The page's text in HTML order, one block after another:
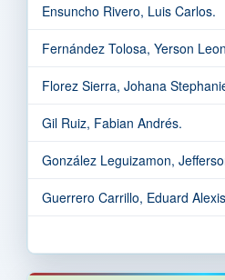
Ensuncho Rivero, Luis Carlos.
Fernández Tolosa, Yerson
Florez Sierra, Johana
Gil Ruiz, Fabian Andrés.
González Leguizamon,
Guerrero Carrillo, Eduard